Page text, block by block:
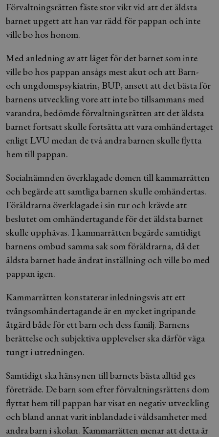
Förvaltningsrätten fäste stor vikt vid att det äldsta
barnet upgett att han var rädd för pappan och inte
ville bo hos honom.
Med anledning av att läget för det barnet som inte
ville bo hos pappan ansågs mest akut och att Barn-
och ungdomspsykiatrin, BUP, ansett att det bästa för
barnens utveckling vore att inte bo tillsammans med
varandra, bedömde förvaltningsrätten att det äldsta
barnet fortsatt skulle fortsätta att vara omhändertaget
enligt LVU medan de två andra barnen skulle flytta
hem till pappan.
Socialnämnden överklagade domen till kammarrätten
och begärde att samtliga barnen skulle omhändertas.
Föräldrarna överklagade i sin tur och krävde att
beslutet om omhändertagande för det äldsta barnet
skulle upphävas. I kammarrätten begärde samtidigt
barnens ombud samma sak som föräldrarna, då det
äldsta barnet hade ändrat inställning och ville bo med
pappan igen.
Kammarrätten konstaterar inledningsvis att ett
tvångsomhändertagande är en mycket ingripande
åtgärd både för ett barn och dess familj. Barnens
berättelse och subjektiva upplevelser ska därför väga
tungt i utredningen.
Samtidigt ska hänsynen till barnets bästa alltid ges
företräde. De barn som efter förvaltningsrättens dom
flyttat hem till pappan har visat en negativ utveckling
och bland annat varit inblandade i våldsamheter med
andra barn i skolan. Kammarrätten menar att detta är